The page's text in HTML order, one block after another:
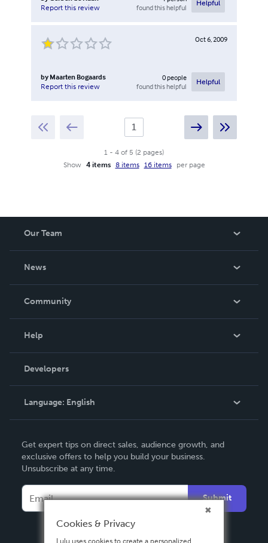
Report this review
found this helpful
Helpful
Oct 6, 2009
by Maarten Bogaards
Report this review
0people
found this helpful
Helpful
1 - 4 of 5 (2 pages)
Show
4 items 8 items 16 items per page
Our Team
News
In The News
Community
Podcast
Help
Order Lookup
Knowledge Base
Contact Support
Developers
Language: English
Deutsch
Français
Español
Get expert tips on direct sales, audience growth, and
exclusive offers to help you build your business.
Unsubscribe at any time.
Submit
Cookies & Privacy
Lulu uses cookies to create a personalized